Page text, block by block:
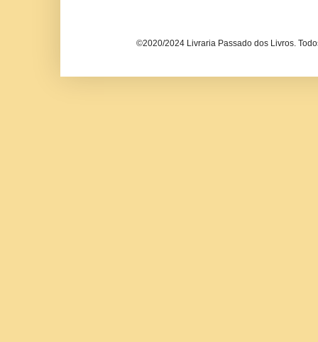
©2020/2024 Livraria Passado dos Livros.